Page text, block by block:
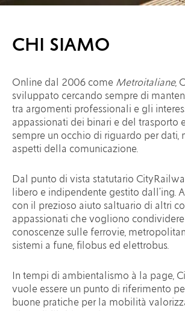
CHI SIAMO
Online dal 2006 come Metroitaliane,
sviluppato cercando sempre di
tra argomenti professionali e gli
appassionati dei binari e del trasporto
sempre un occhio di riguardo per dati,
aspetti della comunicazione.
Dal punto di vista statutario
libero e indipendente gestito dall’ing.
con il prezioso aiuto saltuario di altri
appassionati che vogliono
conoscenze sulle ferrovie,
sistemi a fune, filobus ed elettrobus.
In tempi di ambientalismo à la page,
vuole essere un punto di riferimento
buone pratiche per la mobilità